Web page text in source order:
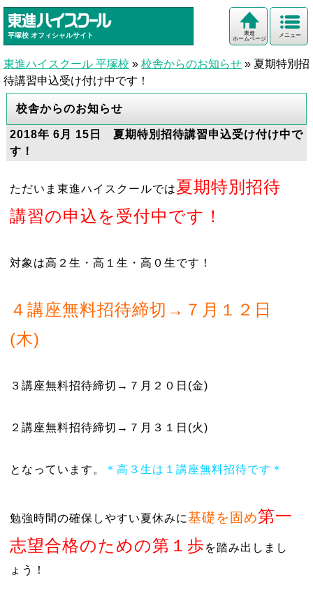
平塚校 オフィシャルサイト メニュー
東進
ホームページ
東進ハイスクール 平塚校 » 校舎からのお知らせ » 夏期特別招
待講習申込受け付け中です！
校舎からのお知らせ
2018年 6月 15日 夏期特別招待講習申込受け付け中で
す！
ただいま東進ハイスクールでは夏期特別招待
講習の申込を受付中です！
対象は高２生・高１生・高０生です！
４講座無料招待締切→７月１２日
(木)
３講座無料招待締切→７月２０日(金)
２講座無料招待締切→７月３１日(火)
となっています。 ＊高３生は１講座無料招待です＊
勉強時間の確保しやすい夏休みに基礎を固め第一
志望合格のための第１歩 を踏み出しまし
ょう！